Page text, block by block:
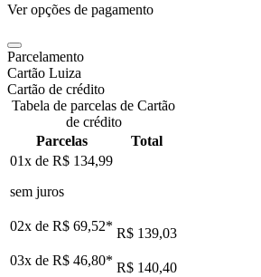
Ver opções de pagamento
Parcelamento
Cartão Luiza
Cartão de crédito
Tabela de parcelas de Cartão
de crédito
Parcelas
Total
01x de R$ 134,99
sem juros
02x de R$ 69,52* R$ 139,03
03x de R$ 46,80* R$ 140,40